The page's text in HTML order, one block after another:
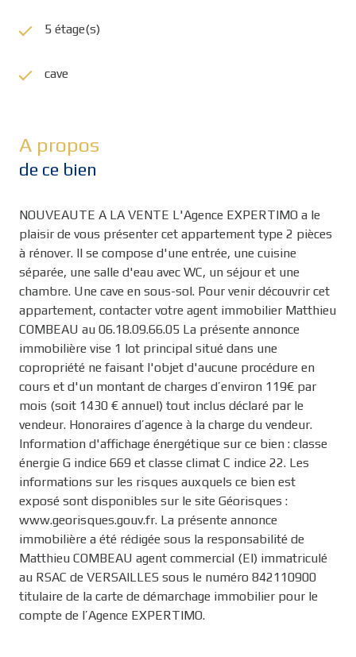
5 étage(s)
cave
A propos
de ce bien
NOUVEAUTE A LA VENTE L'Agence EXPERTIMO a le
plaisir de vous présenter cet appartement type 2 pièces
à rénover. Il se compose d'une entrée, une cuisine
séparée, une salle d'eau avec WC, un séjour et une
chambre. Une cave en sous-sol. Pour venir découvrir cet
appartement, contacter votre agent immobilier Matthieu
COMBEAU au 06.18.09.66.05 La présente annonce
immobilière vise 1 lot principal situé dans une
copropriété ne faisant l'objet d'aucune procédure en
cours et d'un montant de charges d’environ 119€ par
mois (soit 1430 € annuel) tout inclus déclaré par le
vendeur. Honoraires d’agence à la charge du vendeur.
Information d'affichage énergétique sur ce bien : classe
énergie G indice 669 et classe climat C indice 22. Les
informations sur les risques auxquels ce bien est
exposé sont disponibles sur le site Géorisques :
www.georisques.gouv.fr. La présente annonce
immobilière a été rédigée sous la responsabilité de
Matthieu COMBEAU agent commercial (EI) immatriculé
au RSAC de VERSAILLES sous le numéro 842110900
titulaire de la carte de démarchage immobilier pour le
compte de l’Agence EXPERTIMO.